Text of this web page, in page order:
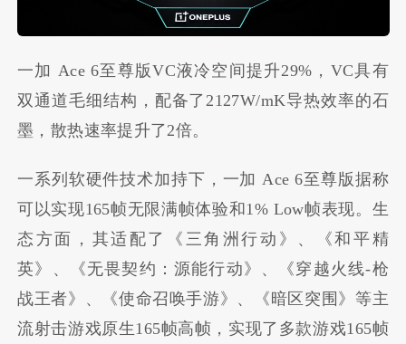
一加 Ace 6至尊版VC液冷空间提升29%，VC具有
双通道毛细结构，配备了2127W/mK导热效率的石
墨，散热速率提升了2倍。
一系列软硬件技术加持下，一加 Ace 6至尊版据称
可以实现165帧无限满帧体验和1% Low帧表现。生
态方面，其适配了《三角洲行动》、《和平精
英》、《无畏契约：源能行动》、《穿越火线-枪
战王者》、《使命召唤手游》、《暗区突围》等主
流射击游戏原生165帧高帧，实现了多款游戏165帧